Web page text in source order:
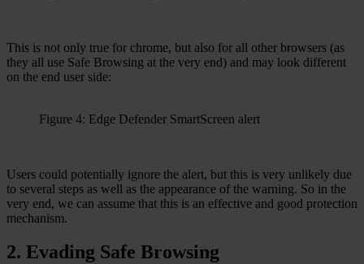
This is not only true for chrome, but also for all other browsers (as
they all use Safe Browsing at the very end) and may look different
on the end user side:
Figure 4: Edge Defender SmartScreen alert
Users could potentially ignore the alert, but this is very unlikely due
to several steps as well as the appearance of the warning. So in the
very end, we can assume that this is an effective and good protection
mechanism.
2. Evading Safe Browsing